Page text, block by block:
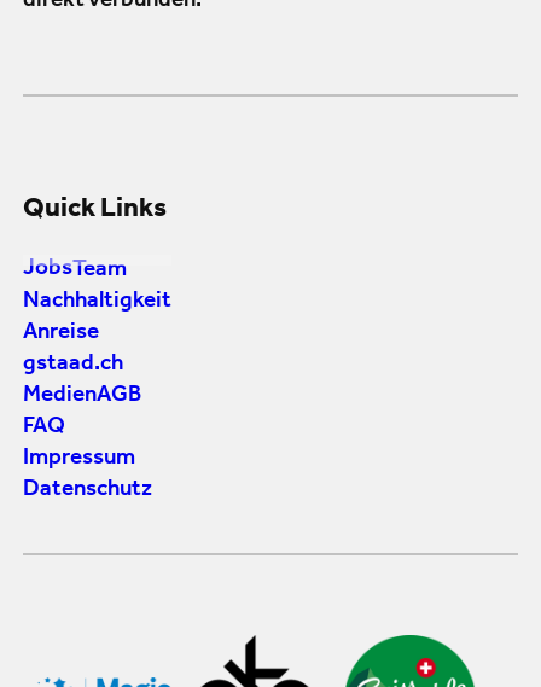
Quick Links
Jobs Team
Nachhaltigkeit
Anreise
gstaad.ch
MedienAGB
FAQ
Impressum
Datenschutz